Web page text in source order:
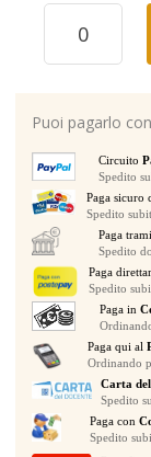
DB
ADTF-
3
ALLUMINIO
TRE
MODULI
DVA
T12
quantità
Puoi pagarlo con
Circuito
Spedito
Paga sicuro
Spedito
Paga
Spedito
Paga
Spedito
Paga in
Paga qui al
Ordinando
Carta
Spedito
Paga con
Spedito